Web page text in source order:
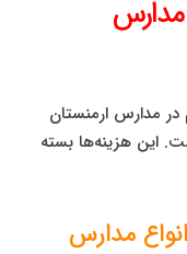
مدارس
مدارس ارمنستان
این هزینه‌ها بسته
مدارس